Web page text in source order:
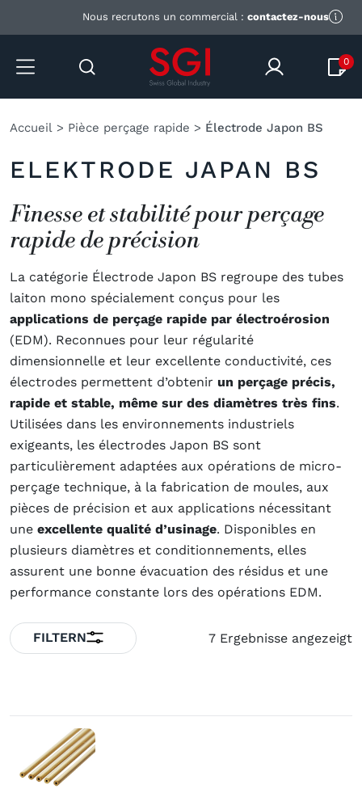
Nous recrutons un commercial : contactez-nous
0
Accueil > Pièce perçage rapide > Électrode Japon BS
ELEKTRODE JAPAN BS
Finesse et stabilité pour perçage
rapide de précision
La catégorie Électrode Japon BS regroupe des tubes
laiton mono spécialement conçus pour les
applications de perçage rapide par électroérosion
(EDM). Reconnues pour leur régularité
dimensionnelle et leur excellente conductivité, ces
électrodes permettent d’obtenir un perçage précis,
rapide et stable, même sur des diamètres très fins.
Utilisées dans les environnements industriels
exigeants, les électrodes Japon BS sont
particulièrement adaptées aux opérations de micro-
perçage technique, à la fabrication de moules, aux
pièces de précision et aux applications nécessitant
une excellente qualité d’usinage. Disponibles en
plusieurs diamètres et conditionnements, elles
assurent une bonne évacuation des résidus et une
performance constante lors des opérations EDM.
FILTERN 7 Ergebnisse angezeigt